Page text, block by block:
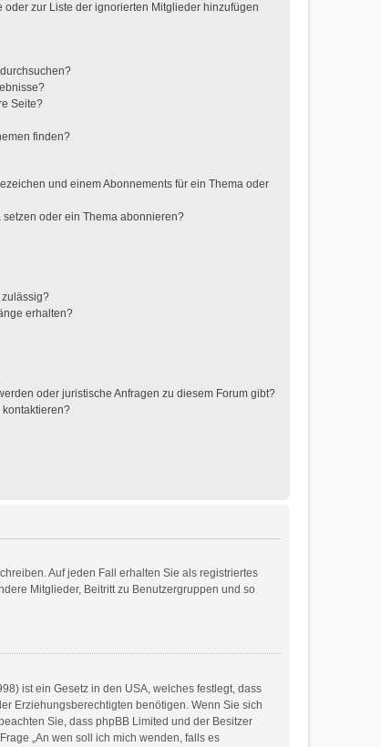
zur Liste der ignorierten Mitglieder hinzufügen
Seite?
finden?
und einem Abonnements für ein Thema oder
oder ein Thema abonnieren?
erhalten?
oder juristische Anfragen zu diesem Forum gibt?
kontaktieren?
Auf jeden Fall erhalten Sie als registriertes
Mitglieder, Beitritt zu Benutzergruppen und so
ist ein Gesetz in den USA, welches festlegt, dass
Erziehungsberechtigten benötigen. Wenn Sie sich
Sie, dass phpBB Limited und der Besitzer
„An wen soll ich mich wenden, falls es